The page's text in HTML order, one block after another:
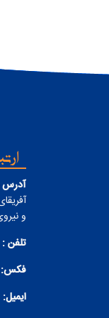
آدرس
و
تلفن :
فکس:
ایمیل: